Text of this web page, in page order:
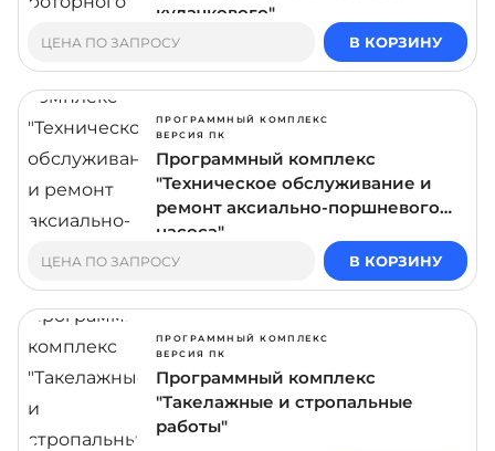
кулачкового"
ЦЕНА ПО ЗАПРОСУ В КОРЗИНУ
ПРОГРАММНЫЙ КОМПЛЕКС
ВЕРСИЯ ПК
Программный комплекс
"Техническое обслуживание и
ремонт аксиально-поршневого
насоса"
ЦЕНА ПО ЗАПРОСУ В КОРЗИНУ
ПРОГРАММНЫЙ КОМПЛЕКС
ВЕРСИЯ ПК
Программный комплекс
"Такелажные и стропальные
работы"